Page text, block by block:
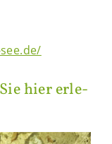
hier er­le­